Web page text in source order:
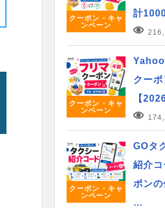
クーポン・キャ
ンペーン
計
クーポン・キャ
ンペーン
クー
【
クーポン・キャ
ンペーン
GOタ
紹介
ポン
…